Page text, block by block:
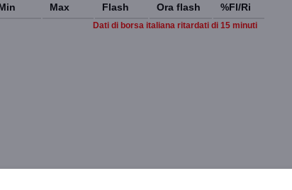
Max Flash Ora flash %Fl/Ri
Dati di borsa italiana ritardati di 15 minuti